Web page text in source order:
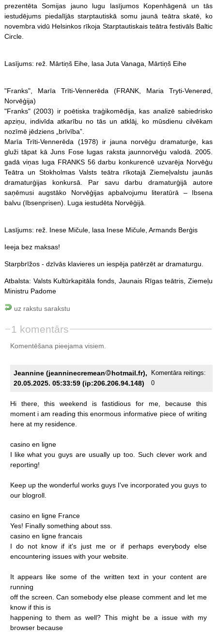
prezentēta Somijas jauno lugu lasījumos Kopenhāgenā un tās
iestudējums piedalījās starptautiskā somu jaunā teātra skatē, ko
novembra vidū Helsinkos rīkoja Starptautiskais teātra festivāls Baltic
Circle.
Lasījums: rež. Mārtiņš Eihe, lasa Juta Vanaga, Mārtiņš Eihe
"Franks", Marīa Trīti-Vennerēda (FRANK, Maria Tryti-Venerød,
Norvēģija)
"Franks" (2003) ir poētiska traģikomēdija, kas analizē sabiedrisko
apziņu, indivīda atkarību no tās un atklāj, ko mūsdienu cilvēkam
nozīmē jēdziens „brīvība”.
Marīa Trīti-Vennerēda (1978) ir jauna norvēģu dramaturģe, kas
gluži tāpat kā Juns Fose lugas raksta jaunnorvēģu valodā. 2005.
gadā viņas luga FRANKS 56 darbu konkurencē uzvarēja Norvēģu
Teātra un Stokholmas Valsts teātra rīkotajā Ziemeļvalstu jaunās
dramaturģijas konkursā. Par savu darbu dramaturģijā autore
saņēmusi augstāko Norvēģijas apbalvojumu literatūrā – Ibsena
balvu (Ibsenprisen). Luga iestudēta Norvēģijā.
Lasījums: rež. Inese Mičule, lasa Inese Mičule, Armands Berģis
Ieeja bez maksas!
Starpbrīžos - dzīvās klavieres un iespēja patērzēt ar dramaturgu.
Atbalsta: Valsts Kultūrkapitāla fonds, Jaunais Rīgas teātris, Ziemeļu
Ministru Padome
uz rakstu sarakstu
1 komentārs
Komentēšana pieejama visiem.
Jeannine (jeanninecremean
hotmail.fr),
20.05.2025. 05:33:59 (ip:206.206.94.148)
Komentāra reitings:
0
Hi there, this weekend is fastidious for me, because
this
moment i am reading this enormous informative piece of writing
here at my residence.
casino en ligne
I like what you guys are usually up too. Such clever work and
reporting!
Keep up the wonderful works guys I've incorporated you guys to
our blogroll.
casino en ligne France
Yes! Finally something about sss.
casino en ligne francais
I do not know if it's just me or if perhaps everybody else
encountering issues with your website.
It appears like some of the written text in your content are
running
off the screen. Can somebody else please comment and let me
know if this is
happening to them as well? This might be a issue with
my
browser because